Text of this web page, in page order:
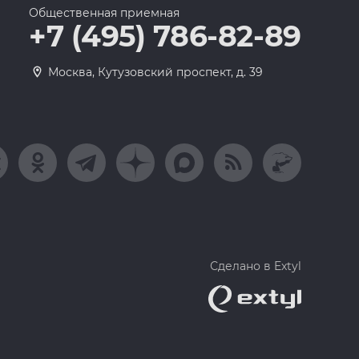
Общественная приемная
+7 (495) 786-82-89
Москва, Кутузовский проспект, д. 39
Сделано в Extyl